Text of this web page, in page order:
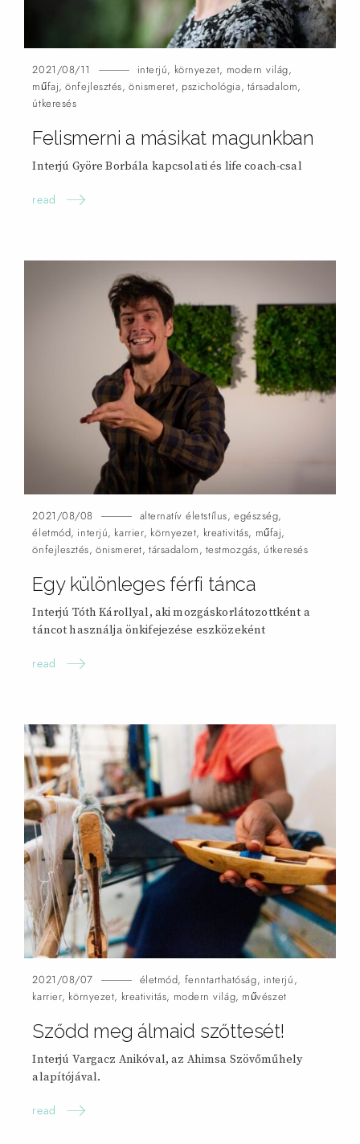
2021/08/11 interjú, környezet, modern világ,
műfaj,önfejlesztés,önismeret, pszichológia, társadalom,
útkeresés
Felismerni a másikat magunkban
Interjú Györe Borbála kapcsolati és life coach-csal
read
2021/08/08 alternatív életstílus, egészség,
életmód, interjú, karrier, környezet, kreativitás, műfaj,
önfejlesztés,önismeret,társadalom, testmozgás, útkeresés
Egy különleges férfi tánca
Interjú Tóth Károllyal, aki mozgáskorlátozottként a
táncot használja önkifejezése eszközeként
read
2021/08/07 életmód, fenntarthatóság, interjú,
karrier, környezet, kreativitás, modern világ, művészet
Sződd meg álmaid szőttesét!
Interjú Vargacz Anikóval, az Ahimsa Szövőműhely
alapítójával.
read